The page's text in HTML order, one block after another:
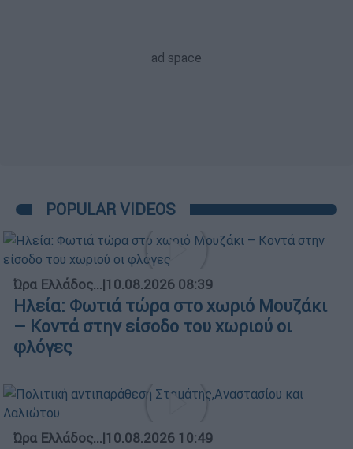
POPULAR VIDEOS
Ώρα Ελλάδος...|10.08.2026 08:39
Ηλεία: Φωτιά τώρα στο χωριό Μουζάκι
– Κοντά στην είσοδο του χωριού οι
φλόγες
Ώρα Ελλάδος...|10.08.2026 10:49